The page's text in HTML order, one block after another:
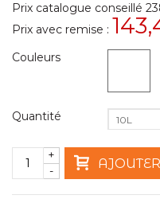
Prix catalogue conseillé
Prix avec remise :
Couleurs
Quantité 10L
-
+